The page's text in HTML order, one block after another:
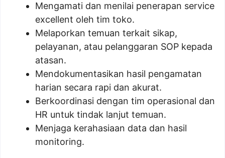
Mengamati dan menilai penerapan service
excellent oleh tim toko.
Melaporkan temuan terkait sikap,
pelayanan, atau pelanggaran SOP kepada
atasan.
Mendokumentasikan hasil pengamatan
harian secara rapi dan akurat.
Berkoordinasi dengan tim operasional dan
HR untuk tindak lanjut temuan.
Menjaga kerahasiaan data dan hasil
monitoring.